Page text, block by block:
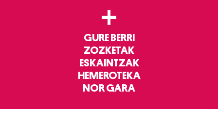
+
GURE BERRI
ZOZKETAK
ESKAINTZAK
HEMEROTEKA
NOR GARA